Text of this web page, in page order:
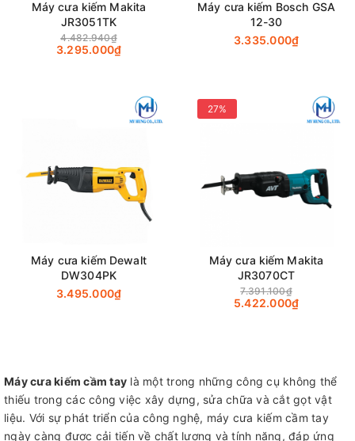
Máy cưa kiếm Makita
JR3051TK
4.482.940₫
3.295.000₫
Máy cưa kiếm Bosch GSA
12-30
3.335.000₫
Máy cưa kiếm Dewalt
DW304PK
3.495.000₫
27%
Máy cưa kiếm Makita
JR3070CT
7.391.100₫
5.422.000₫
Máy cưa kiếm cầm tay là một trong những công cụ không thể
thiếu trong các công việc xây dựng, sửa chữa và cắt gọt vật
liệu. Với sự phát triển của công nghệ, máy cưa kiếm cầm tay
ngày càng được cải tiến về chất lượng và tính năng, đáp ứng